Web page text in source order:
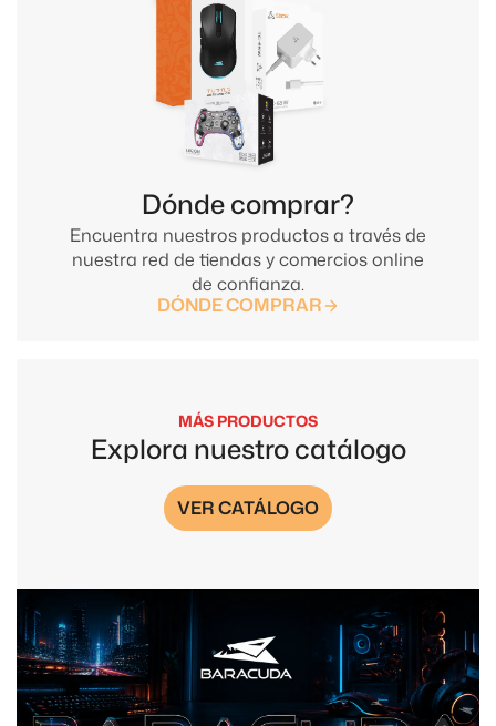
Encuentra nuestros productos a través de
nuestra red de tiendas y comercios online
de confianza.
Dónde comprar?
DÓNDE COMPRAR
MÁS PRODUCTOS
Explora nuestro catálogo
VER CATÁLOGO